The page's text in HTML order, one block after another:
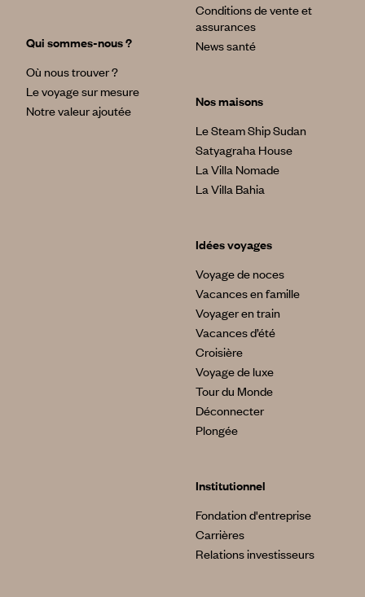
Qui sommes-nous ?
Où nous trouver ?
Le voyage sur mesure
Notre valeur ajoutée
Conditions de vente et
assurances
News santé
Nos maisons
Le Steam Ship Sudan
Satyagraha House
La Villa Nomade
La Villa Bahia
Idées voyages
Voyage de noces
Vacances en famille
Voyager en train
Vacances d’été
Croisière
Voyage de luxe
Tour du Monde
Déconnecter
Plongée
Institutionnel
Fondation d'entreprise
Carrières
Relations investisseurs